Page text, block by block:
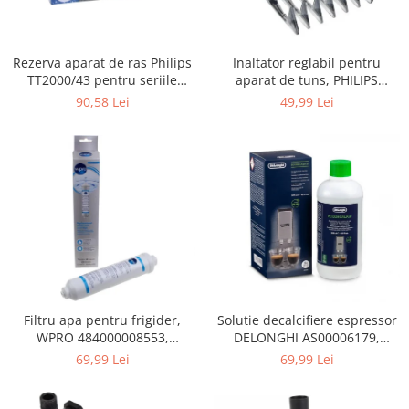
Gaming, Carti & Birotica
Console, Jocuri & Accesorii
Ingrijire personala & Cosmetice
Accesorii aparate hair styling
Aparate & Accesorii ingrijire
personala
Aparate cosmetice
Articole Sanatate si Wellness
Consumabile sanitare
Cosmetice si produse ingrijire
personala
Igiena dentara
Jucarii, Copii & Bebe
Camera copilului
Hrana bebelusi
Rezerva aparat de ras Philips
TT2000/43 pentru seriile
Bodygroom 3000/5000/7000 si
90,58 Lei
Inaltator reglabil pentru
aparat de tuns, PHILIPS
422203633281, 3-15 mm,
49,99 Lei
Filtru apa pentru frigider,
WPRO 484000008553,
compatibil cu Samsung, AEG,
69,99 Lei
Solutie decalcifiere espressor
DELONGHI AS00006179,
DLSC500, 500 ml
69,99 Lei